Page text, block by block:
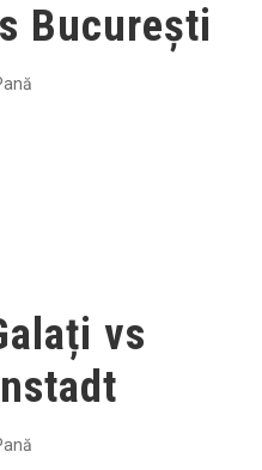
București
vs